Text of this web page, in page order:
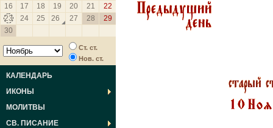
16
17 18 19 20 21
22
23
24 25 26 27 28
29
30
Ст. ст.
Нов. ст.
КАЛЕНДАРЬ
ИКОНЫ
МОЛИТВЫ
СВ. ПИСАНИЕ